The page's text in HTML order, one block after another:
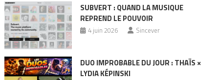
SUBVERT : QUAND LA MUSIQUE
REPREND LE POUVOIR
4 juin 2026 Sincever
DUO IMPROBABLE DU JOUR : THAÏS ×
LYDIA KÉPINSKI